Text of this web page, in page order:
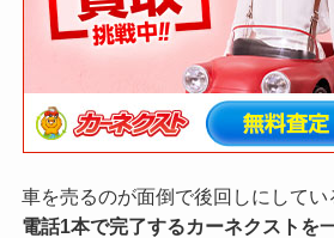
車を売るのが面倒で後回しにしてい
電話1本で完了するカーネクストを